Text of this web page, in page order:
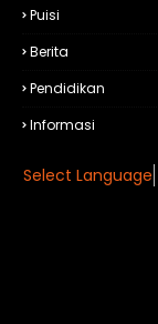
Puisi
Berita
Pendidikan
Informasi
Select Language